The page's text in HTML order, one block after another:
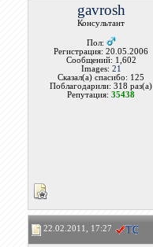
gavrosh
Консультант
Пол:
Регистрация: 20.05.2006
Сообщений: 1,602
Images: 21
Сказал(а) спасибо: 125
Поблагодарили: 318 раз(а)
Репутация:35438
22.02.2011, 17:27